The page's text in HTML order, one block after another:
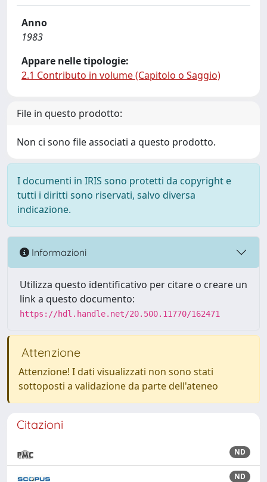
Anno
1983
Appare nelle tipologie:
2.1 Contributo in volume (Capitolo o Saggio)
File in questo prodotto:
Non ci sono file associati a questo prodotto.
I documenti in IRIS sono protetti da copyright e
tutti i diritti sono riservati, salvo diversa
indicazione.
Informazioni
Utilizza questo identificativo per citare o creare un
link a questo documento:
https://hdl.handle.net/20.500.11770/162471
Attenzione
Attenzione! I dati visualizzati non sono stati
sottoposti a validazione da parte dell'ateneo
Citazioni
ND
ND